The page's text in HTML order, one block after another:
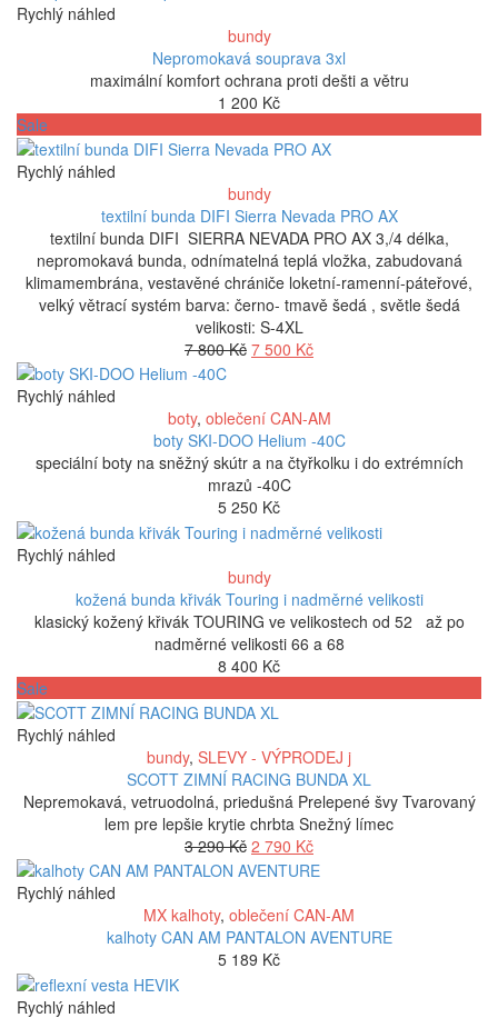
4
620 Kč. 600 Kč.
Rychlý náhled
bundy
Nepromokavá souprava 3xl
maximální komfort ochrana proti dešti a větru
1 200 Kč
Sale
Rychlý náhled
bundy
textilní bunda DIFI Sierra Nevada PRO AX
textilní bunda DIFI SIERRA NEVADA PRO AX 3,/4 délka,
nepromokavá bunda, odnímatelná teplá vložka, zabudovaná
klimamembrána, vestavěné chrániče loketní-ramenní-páteřové,
velký větrací systém barva: černo- tmavě šedá , světle šedá
velikosti: S-4XL
7 800Kč Původní
7
800 Kč.
7 500 KčAktuální
7
500 Kč.
Rychlý náhled
boty, oblečení CAN-AM
boty SKI-DOO Helium -40C
speciální boty na sněžný skútr a na čtyřkolku i do extrémních
mrazů -40C
5 250 Kč
Rychlý náhled
bundy
kožená bunda křivák Touring i nadměrné velikosti
klasický kožený křivák TOURING ve velikostech od 52 až po
nadměrné velikosti 66 a 68
8 400 Kč
Sale
Rychlý náhled
bundy, SLEVY - VÝPRODEJ j
SCOTT ZIMNÍ RACING BUNDA XL
Nepremokavá, vetruodolná, priedušná Prelepené švy Tvarovaný
lem pre lepšie krytie chrbta Snežný límec
3 290Kč Původní
cena
3
290 Kč.
2 790 KčAktuální
cena
2
790 Kč.
Rychlý náhled
MX kalhoty, oblečení CAN-AM
kalhoty CAN AM PANTALON AVENTURE
5 189 Kč
Rychlý náhled